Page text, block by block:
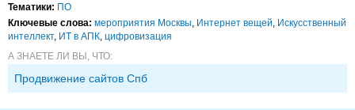
Тематики: ПО
Ключевые слова: мероприятия Москвы Интернет вещей Искусственный
интеллект, ИТ в АПК цифровизация
А ЗНАЕТЕ ЛИ ВЫ, ЧТО:
Продвижение сайтов Спб